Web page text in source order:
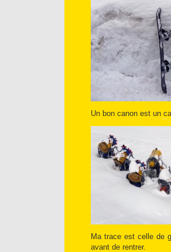
Un bon canon est un
Ma trace est celle de
avant de rentrer.